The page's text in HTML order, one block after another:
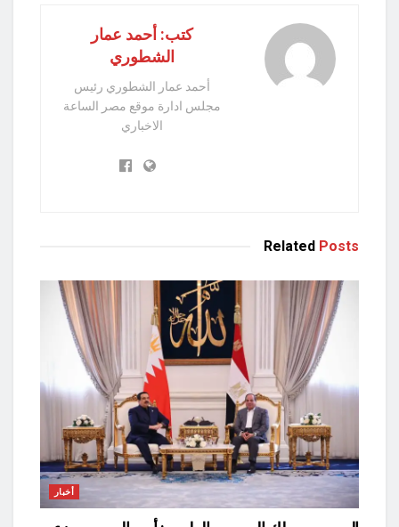
كتب: أحمد عمار
الشطوري
أحمد عمار الشطوري رئيس
مجلس ادارة موقع مصر الساعة
الاخباري
Related Posts
أخبار